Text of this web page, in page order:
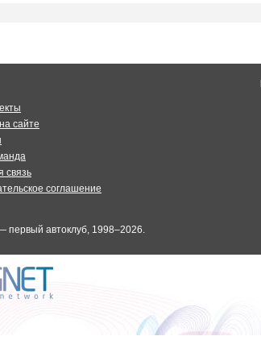
сайте
связь
соглашение
первый автоклуб, 1998–2026.